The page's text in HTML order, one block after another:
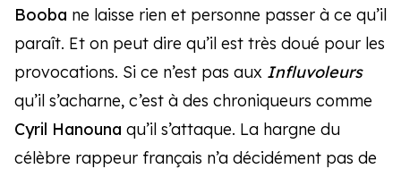
Booba ne laisse rien et personne passer à ce qu’il
paraît. Et on peut dire qu’il est très doué pour les
provocations. Si ce n’est pas aux Influvoleurs
qu’il s’acharne, c’est à des chroniqueurs comme
Cyril Hanouna qu’il s’attaque. La hargne du
célèbre rappeur français n’a décidément pas de